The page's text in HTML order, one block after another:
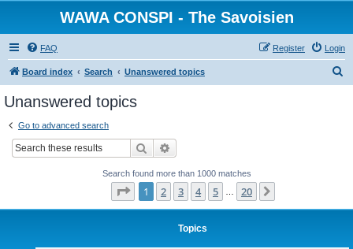
WAWA CONSPI - The Savoisien
FAQ Login
Register
Board index Search Unanswered topics
Unanswered topics
Go to advanced search
Search
Search found more than 1000 matches
Page 1of 20
1 2 3 4 5 20
Topics